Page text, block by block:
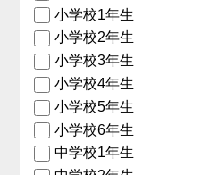
小学校1年生
小学校2年生
小学校3年生
小学校4年生
小学校5年生
小学校6年生
中学校1年生